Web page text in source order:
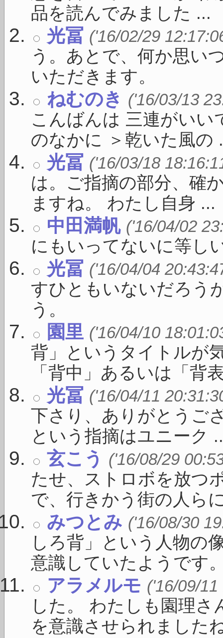
品を読んでみました ...
光冨 ('16/02/29
う。あとで、何か思い
いただきます。
ねむのき ('16/03/13
こんばんは 三連がい
のなかに ＞乾いた風の
光冨 ('16/03/18
は。ご指摘の部分、確
ますね。 わたし自身 ...
中田満帆 ('16/04/02
にもいってないに等し
光冨 ('16/04/04
すひともいないだろう
う。
園里 ('16/04/10
背」というタイトルが
「背中」あるいは「背
光冨 ('16/04/11
下さり、ありがとうご
という指摘はユニーク
玄こう ('16/08/29
たせ、ストロボを放つ
で、行きかう街の人ら
みつとみ ('16/08/30
しろ背」という人物の
意識していたようです
アラメルモ ('16/09/
した。 わたしも園理
を意識させられました